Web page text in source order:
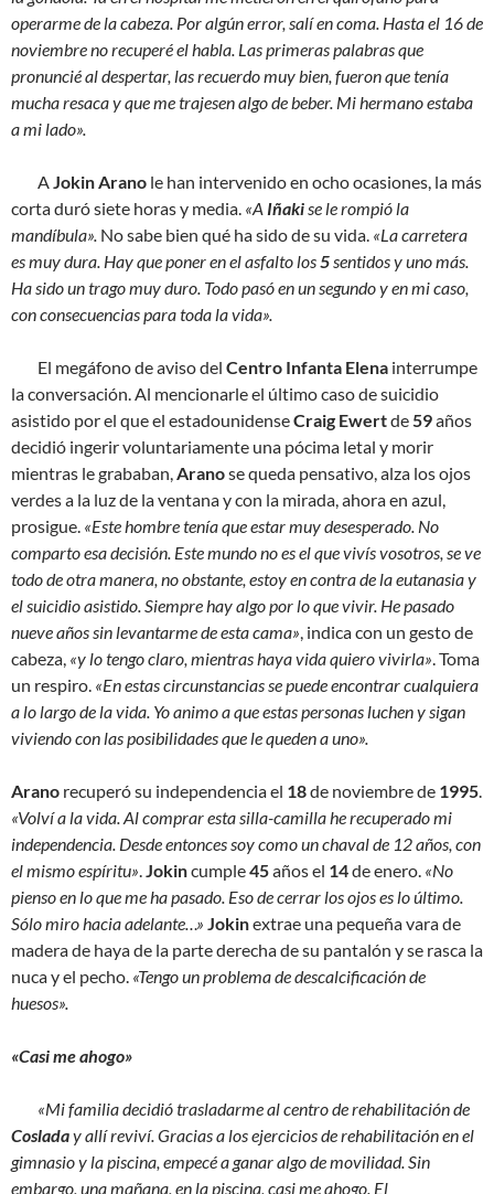
operarme de la cabeza. Por algún error, salí en coma. Hasta el 16 de
noviembre no recuperé el habla. Las primeras palabras que
pronuncié al despertar, las recuerdo muy bien, fueron que tenía
mucha resaca y que me trajesen algo de beber. Mi hermano estaba
a mi lado».
AJokin Arano le han intervenido en ocho ocasiones, la más
corta duró siete horas y media. «A Iñakise le rompió la
mandíbula». No sabe bien qué ha sido de su vida. «La carretera
es muy dura. Hay que poner en el asfalto los5sentidos y uno más.
Ha sido un trago muy duro. Todo pasó en un segundo y en mi caso,
con consecuencias para toda la vida».
El megáfono de aviso del Centro Infanta Elena interrumpe
la conversación. Al mencionarle el último caso de suicidio
asistido por el que el estadounidenseCraig Ewertde59años
decidió ingerir voluntariamente una pócima letal y morir
mientras le grababan,Aranose queda pensativo, alza los ojos
verdes a la luz de la ventana y con la mirada, ahora en azul,
prosigue. «Este hombre tenía que estar muy desesperado. No
comparto esa decisión. Este mundo no es el que vivís vosotros, se ve
todo de otra manera, no obstante, estoy en contra de la eutanasia y
el suicidio asistido. Siempre hay algo por lo que vivir. He pasado
nueve años sin levantarme de esta cama», indica con un gesto de
cabeza, «y lo tengo claro, mientras haya vida quiero vivirla». Toma
un respiro. «En estas circunstancias se puede encontrar cualquiera
a lo largo de la vida. Yo animo a que estas personas luchen y sigan
viviendo con las posibilidades que le queden a uno».
Arano recuperó su independencia el 18de noviembre de 1995.
«Volví a la vida. Al comprar esta silla-camilla he recuperado mi
independencia. Desde entonces soy como un chaval de 12 años, con
el mismo espíritu».Jokincumple45años el 14de enero. «No
pienso en lo que me ha pasado. Eso de cerrar los ojos es lo último.
Sólo miro hacia adelante…» Jokinextrae una pequeña vara de
madera de haya de la parte derecha de su pantalón y se rasca la
nuca y el pecho. «Tengo un problema de descalcificación de
huesos».
«Casi me ahogo»
«Mi familia decidió trasladarme al centro de rehabilitación de
Cosladay allí reviví. Gracias a los ejercicios de rehabilitación en el
gimnasio y la piscina, empecé a ganar algo de movilidad. Sin
embargo, una mañana, en la piscina, casi me ahogo. El